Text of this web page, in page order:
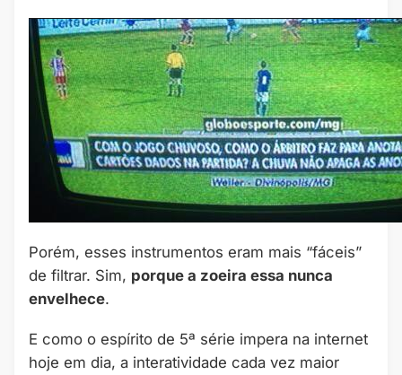
Porém, esses instrumentos eram mais “fáceis”
de filtrar. Sim, porque a zoeira essa nunca
envelhece.
E como o espírito de 5ª série impera na internet
hoje em dia, a interatividade cada vez maior